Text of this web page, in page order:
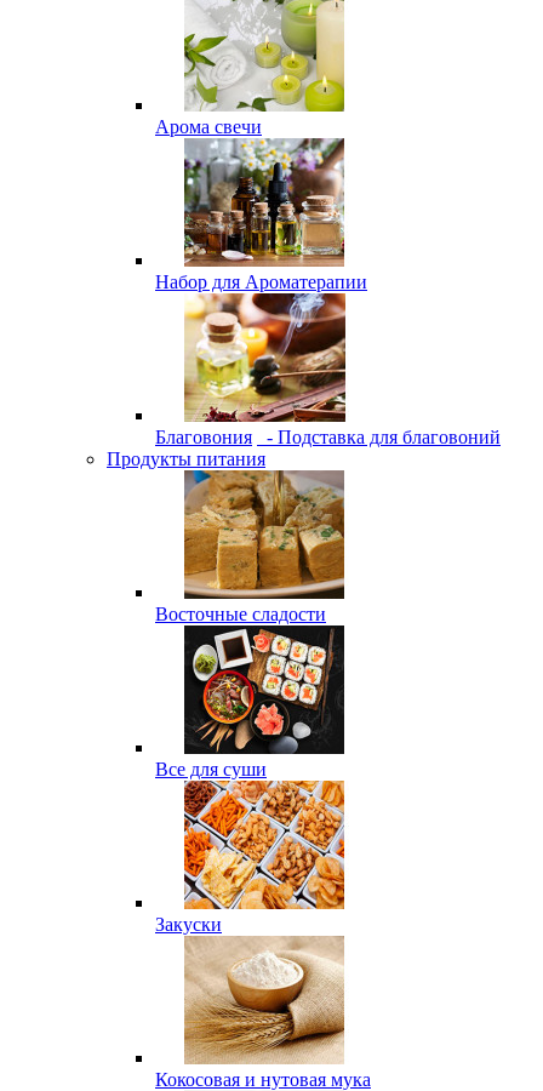
Арома свечи
Набор для Ароматерапии
Благовония
- Подставка для благовоний
Продукты питания
Восточные сладости
Все для суши
Закуски
Кокосовая и нутовая мука